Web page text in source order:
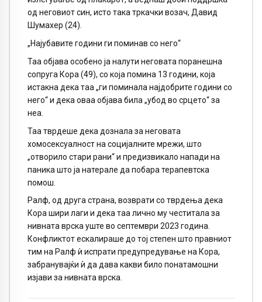
од неговиот син, исто така тркачки возач, Давид
Шумахер (24).
„Најубавите години ги поминав со него“
Таа објава особено ја налути неговата поранешна
сопруга Кора (49), со која помина 13 години, која
истакна дека таа „ги поминала најдобрите години со
него“ и дека оваа објава била „убод во срцето“ за
неа.
Таа тврдеше дека дознала за неговата
хомосексуалност на социјалните мрежи, што
„отворило стари рани“ и предизвикало напади на
паника што ја натерале да побара терапевтска
помош.
Ралф, од друга страна, возврати со тврдења дека
Кора шири лаги и дека таа лично му честитала за
нивната врска уште во септември 2023 година.
Конфликтот ескалираше до тој степен што правниот
тим на Ралф ѝ испрати предупредување на Кора,
забранувајќи ѝ да дава какви било понатамошни
изјави за нивната врска.